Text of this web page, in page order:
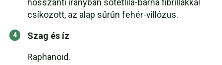
hosszanti irányban sötétlila-barna fibrillákkal
csíkozott, az alap sűrűn fehér-villózus.
Szag és íz
Raphanoid.